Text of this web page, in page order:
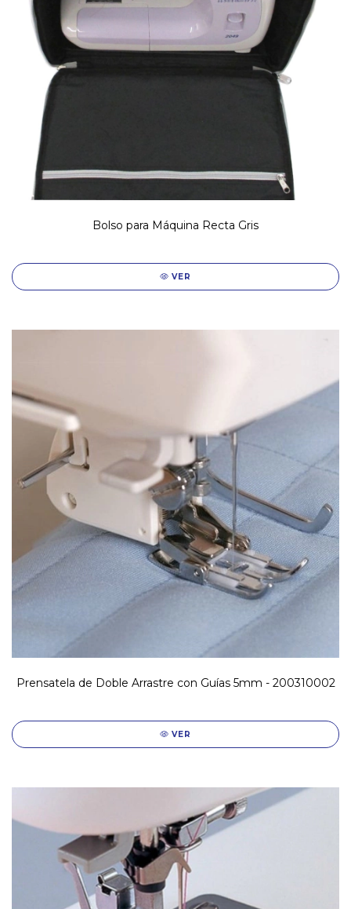
Bolso para Máquina Recta Gris
VER
Prensatela de Doble Arrastre con Guías 5mm - 200310002
VER